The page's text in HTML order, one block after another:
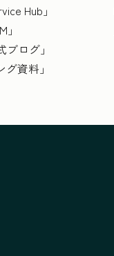
Hub 」
」
ブログ」
グ資料」